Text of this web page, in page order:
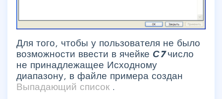
Для того, чтобы у пользователя не было
возможности ввести в ячейке С7число
не принадлежащее Исходному
диапазону, в файле примера создан
Выпадающий список .